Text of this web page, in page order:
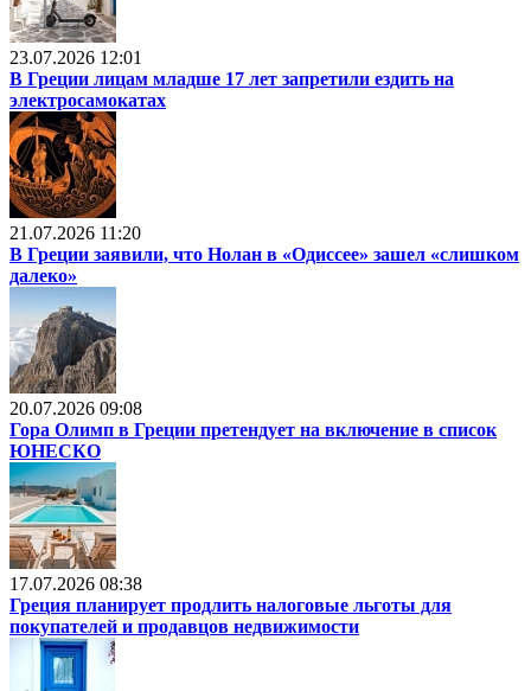
23.07.2026 12:01
В Греции лицам младше 17 лет запретили ездить на
электросамокатах
21.07.2026 11:20
В Греции заявили, что Нолан в «Одиссее» зашел «слишком
далеко»
20.07.2026 09:08
Гора Олимп в Греции претендует на включение в список
ЮНЕСКО
17.07.2026 08:38
Греция планирует продлить налоговые льготы для
покупателей и продавцов недвижимости